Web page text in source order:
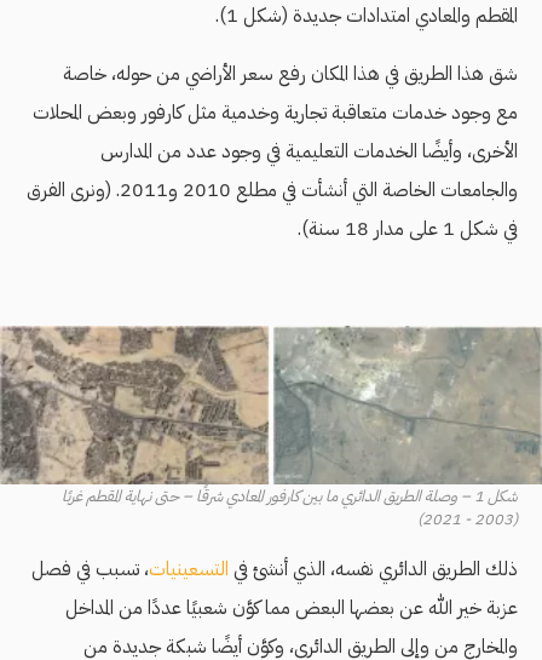
المقطم والمعادي امتدادات جديدة (شكل 1).
شق هذا الطريق في هذا المكان رفع سعر الأراضي من حوله، خاصة
مع وجود خدمات متعاقبة تجارية وخدمية مثل كارفور وبعض المحلات
الأخرى، وأيضًا الخدمات التعليمية في وجود عدد من المدارس
والجامعات الخاصة التي أنشأت في مطلع 2010 و2011. (ونرى الفرق
في شكل 1 على مدار 18 سنة).
شكل 1 – وصلة الطريق الدائري ما بين كارفور المعادي شرقًا – حتى نهاية المقطم غربًا
(2003 - 2021)
ذلك الطريق الدائري نفسه، الذي أنشئ في التسعينيات، تسبب في فصل
عزبة خير الله عن بعضها البعض مما كوَّن شعبيًا عددًا من المداخل
والمخارج من وإلى الطريق الدائري، وكوَّن أيضًا شبكة جديدة من